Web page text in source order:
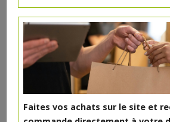
Faites vos achats sur le site et
DANS LA MÊME